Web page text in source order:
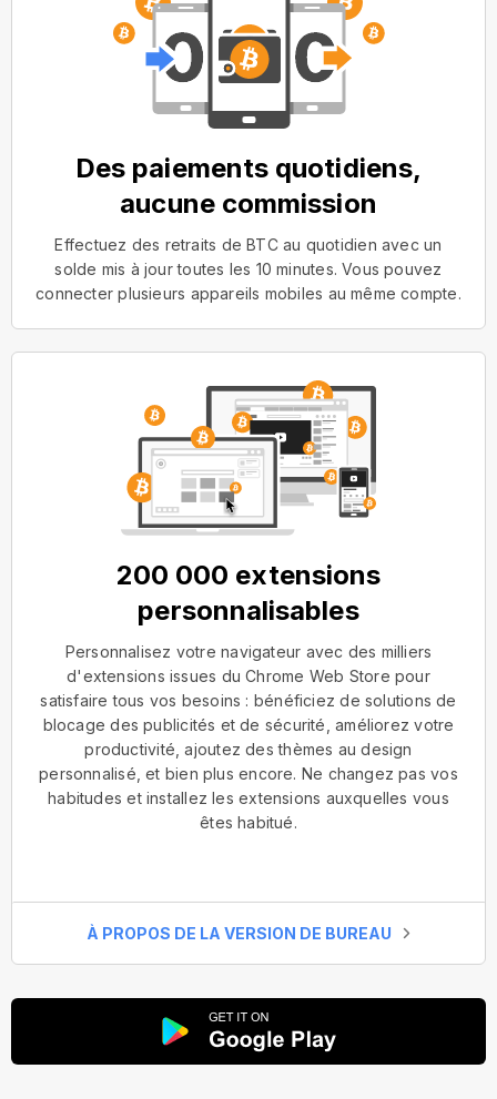
Des paiements quotidiens,
aucune commission
Effectuez des retraits de BTC au quotidien avec un
solde mis à jour toutes les 10 minutes. Vous pouvez
connecter plusieurs appareils mobiles au même compte.
200 000 extensions
personnalisables
Personnalisez votre navigateur avec des milliers
d'extensions issues du Chrome Web Store pour
satisfaire tous vos besoins : bénéficiez de solutions de
blocage des publicités et de sécurité, améliorez votre
productivité, ajoutez des thèmes au design
personnalisé, et bien plus encore. Ne changez pas vos
habitudes et installez les extensions auxquelles vous
êtes habitué.
À PROPOS DE LA VERSION DE BUREAU